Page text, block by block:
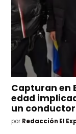
Capturan en
edad
un
por Redacción El